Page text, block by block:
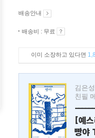
배송안내
배송비 : 무료
이미 소장하고 있다면
김은
친필
[예
빵야